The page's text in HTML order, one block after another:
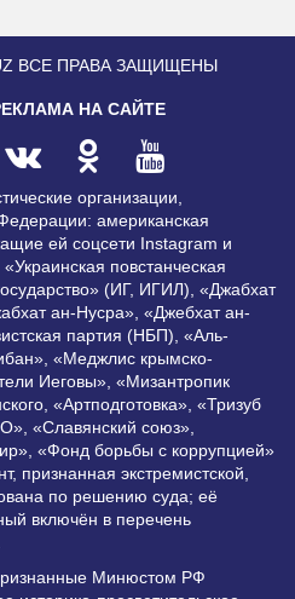
ВСЕ ПРАВА ЗАЩИЩЕНЫ
НА САЙТЕ
организации,
американская
ей соцсети Instagram и
повстанческая
(ИГ, ИГИЛ), «Джабхат
ан-Нусра», «Джебхат ан-
партия (НБП), «Аль-
«Меджлис крымско-
Иеговы», «Мизантропик
«Артподготовка», «Тризуб
«Славянский союз»,
«Фонд борьбы с коррупцией»
признанная экстремистской,
по решению суда; её
включён в перечень
Минюстом РФ